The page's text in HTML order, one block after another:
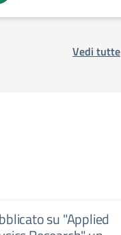
Vedi tutte
su "Applied